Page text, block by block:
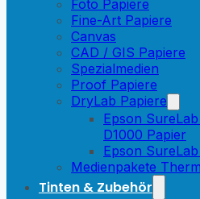
Foto Papiere
Fine-Art Papiere
Canvas
CAD / GIS Papiere
Spezialmedien
Proof Papiere
DryLab Papiere
Epson
D1000 Papier
Epson
Medienpakete
Tinten & Zubehör